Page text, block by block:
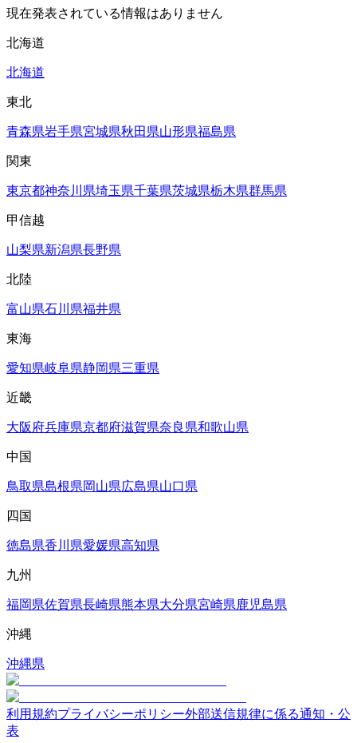
現在発表されている情報はありません
北海道
北海道
東北
青森県岩手県宮城県秋田県山形県福島県
関東
東京都神奈川県埼玉県千葉県茨城県栃木県群馬県
甲信越
山梨県新潟県長野県
北陸
富山県石川県福井県
東海
愛知県岐阜県静岡県三重県
近畿
大阪府兵庫県京都府滋賀県奈良県和歌山県
中国
鳥取県島根県岡山県広島県山口県
四国
徳島県香川県愛媛県高知県
九州
福岡県佐賀県長崎県熊本県大分県宮崎県鹿児島県
沖縄
沖縄県
利用規約プライバシーポリシー外部送信規律に係る通知・公
表